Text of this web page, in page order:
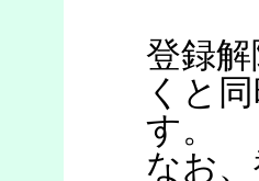
登録
くと
す。
なお